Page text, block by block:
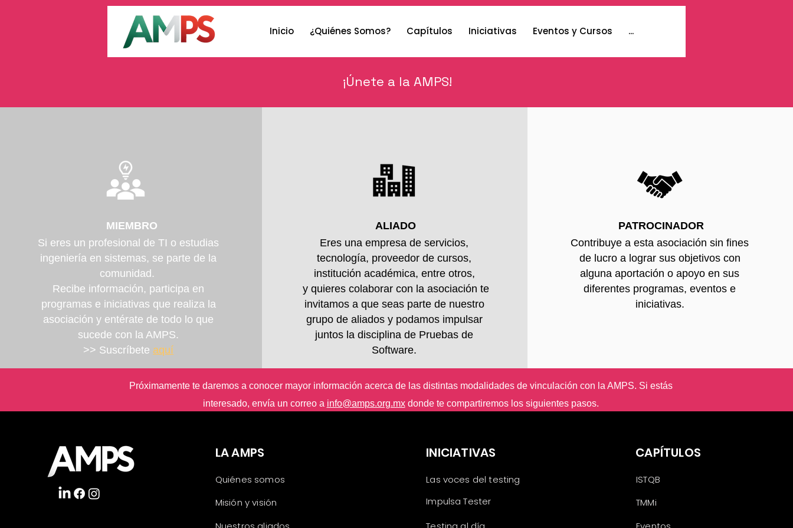
Inicio ¿Quiénes Somos? Capítulos Iniciativas Eventos y Cursos ...
¡Únete a la AMPS!
MIEMBRO
Si eres un profesional de TI o estudias
ingeniería en sistemas, se parte de la
comunidad.
Recibe información, participa en
programas e iniciativas que realiza la
asociación y entérate de todo lo que
sucede con la AMPS.
>> Suscríbete aquí
ALIADO
Eres una empresa de servicios,
tecnología, proveedor de cursos,
institución académica, entre otros,
y quieres colaborar con la asociación te
invitamos a que seas parte de nuestro
grupo de aliados y podamos impulsar
juntos la disciplina de Pruebas de
Software.
PATROCINADOR
Contribuye a esta asociación sin fines
de lucro a lograr sus objetivos con
alguna aportación o apoyo en sus
diferentes programas, eventos e
iniciativas.
Próximamente te daremos a conocer mayor información acerca de las distintas modalidades de vinculación con la AMPS. Si estás
interesado, envía un correo a info@amps.org.mxdonde te compartiremos los siguientes pasos.
LA AMPS
Quiénes somos
Misión y visión
INICIATIVAS
Las voces del testing
Impulsa Tester
CAPÍTULOS
ISTQB
TMMi